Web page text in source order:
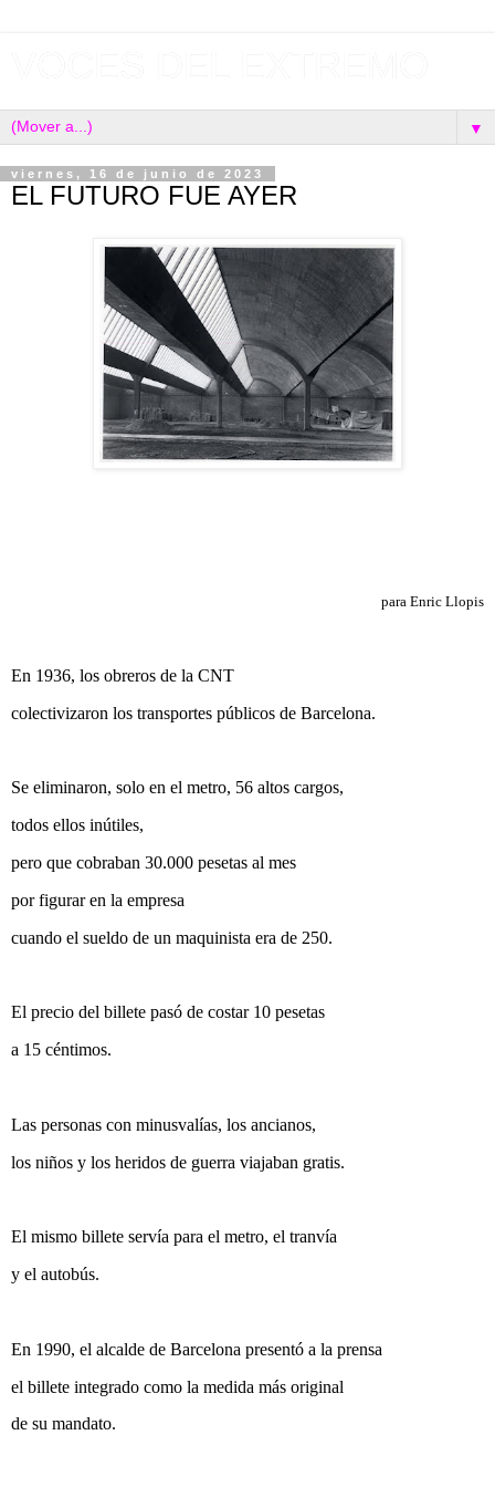
▼
viernes, 16 de junio de 2023
EL FUTURO FUE AYER
para Enric Llopis
En 1936, los obreros de la CNT
colectivizaron los transportes públicos de Barcelona.
Se eliminaron, solo en el metro, 56 altos cargos,
todos ellos inútiles,
pero que cobraban 30.000 pesetas al mes
por figurar en la empresa
cuando el sueldo de un maquinista era de 250.
El precio del billete pasó de costar 10 pesetas
a 15 céntimos.
Las personas con minusvalías, los ancianos,
los niños y los heridos de guerra viajaban gratis.
El mismo billete servía para el metro, el tranvía
y el autobús.
En 1990, el alcalde de Barcelona presentó a la prensa
el billete integrado como la medida más original
de su mandato.